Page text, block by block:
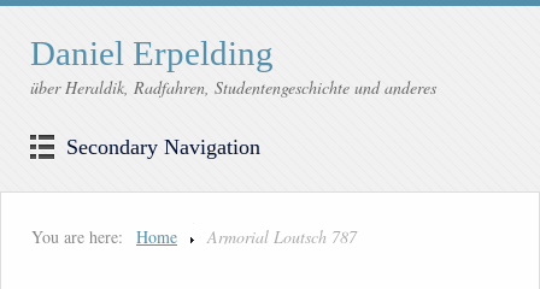
Daniel Erpelding
über Heraldik, Radfahren, Studentengeschichte und anderes
Secondary Navigation
You are here: Home Armorial Loutsch 787